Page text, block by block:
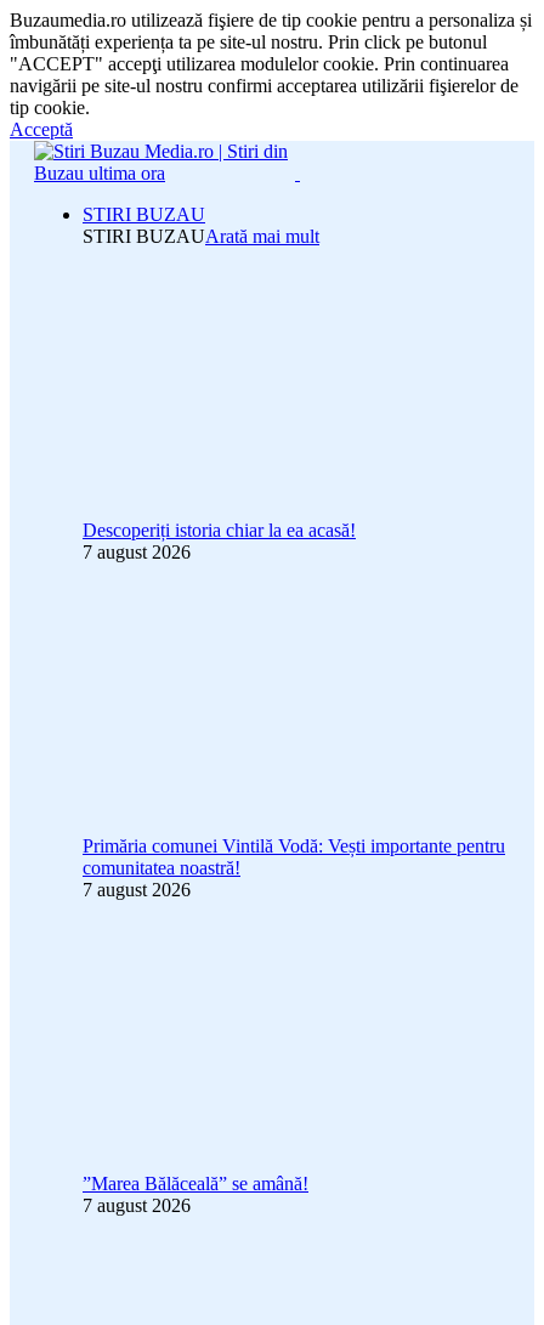
Buzaumedia.ro utilizează fişiere de tip cookie pentru a personaliza și
îmbunătăți experiența ta pe site-ul nostru. Prin click pe butonul
"ACCEPT" accepţi utilizarea modulelor cookie. Prin continuarea
navigării pe site-ul nostru confirmi acceptarea utilizării fişierelor de
tip cookie.
Acceptă
STIRI BUZAU
STIRI BUZAUArată mai mult
Descoperiți istoria chiar la ea acasă!
7 august 2026
Primăria comunei Vintilă Vodă: Vești importante pentru
comunitatea noastră!
7 august 2026
”Marea Bălăceală” se amână!
7 august 2026